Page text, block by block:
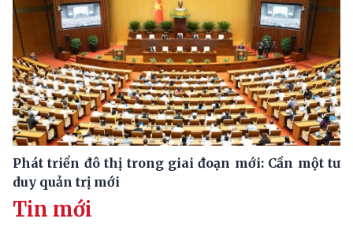
Phát triển đô thị trong giai đoạn mới: Cần một tư
duy quản trị mới
Tin mới